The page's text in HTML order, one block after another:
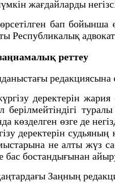
жағдайларды
бап бойынша
Республикалық
реттеу
редакциясына
деректерін
берілмейтіндігі
көзделген өзге де
деректерін
не алты жүз
бас бостандығынан
Заңның